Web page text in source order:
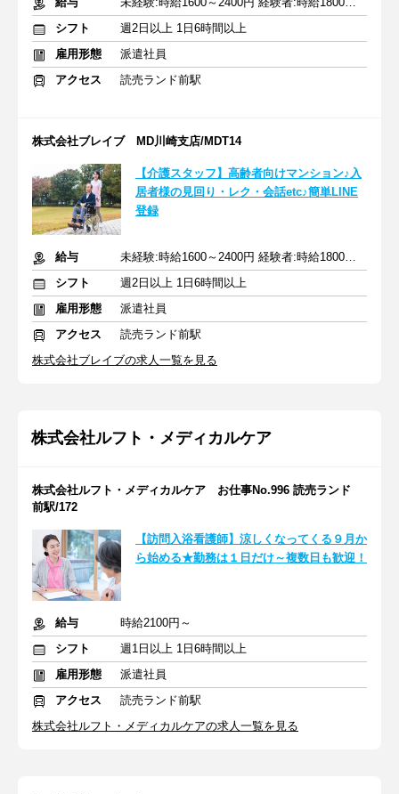
シフト
週2日以上 1日6時間以上
雇用形態
派遣社員
アクセス
読売ランド前駅
株式会社ブレイブ MD川崎支店/MDT14
【介護スタッフ】高齢者向けマンション♪入
居者様の見回り・レク・会話etc♪簡単LINE
登録
給与
未経験:時給1600～2400円 経験者:時給1800～2700円+交通費全額
シフト
週2日以上 1日6時間以上
雇用形態
派遣社員
アクセス
読売ランド前駅
株式会社ブレイブの求人一覧を見る
株式会社ルフト・メディカルケア
株式会社ルフト・メディカルケア お仕事No.996 読売ランド
前駅/172
【訪問入浴看護師】涼しくなってくる９月か
ら始める★勤務は１日だけ～複数日も歓迎！
給与
時給2100円～
シフト
週1日以上 1日6時間以上
雇用形態
派遣社員
アクセス
読売ランド前駅
株式会社ルフト・メディカルケアの求人一覧を見る